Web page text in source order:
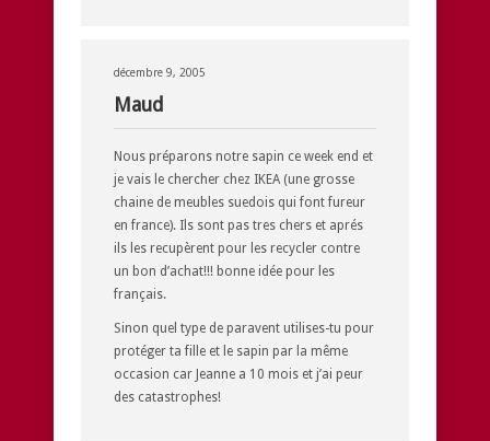
décembre 9, 2005
Maud
Nous préparons notre sapin ce week end et
je vais le chercher chez IKEA (une grosse
chaine de meubles suedois qui font fureur
en france). Ils sont pas tres chers et aprés
ils les recupèrent pour les recycler contre
un bon d’achat!!! bonne idée pour les
français.
Sinon quel type de paravent utilises-tu pour
protéger ta fille et le sapin par la même
occasion car Jeanne a 10 mois et j’ai peur
des catastrophes!